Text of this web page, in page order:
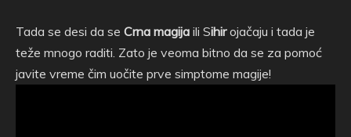
Tada se desi da se Crna magija ili Sihirojačaju i tada je
teže mnogo raditi. Zato je veoma bitno da se za pomoć
javite vreme čim uočite prve simptome magije!